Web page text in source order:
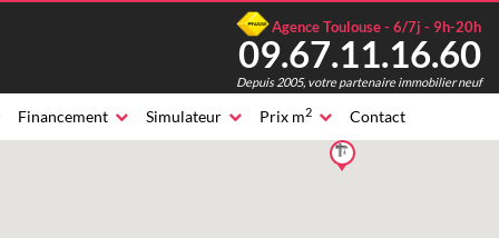
Agence Toulouse - 6/7j - 9h-20h
09.67.11.16.60
Depuis 2005, votre partenaire immobilier neuf
Financement Simulateur Prix m2 Contact